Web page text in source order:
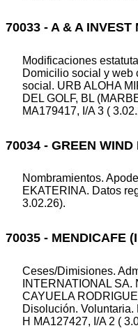
70033 - A & A INVEST
Modificaciones
Domicilio social y web
social. URB ALOHA
DEL GOLF, BL
MA179417, I/A 3 (
70034 - GREEN
Nombramientos.
EKATERINA. Datos
3.02.26).
70035 - MENDICAFE
Ceses/Dimisiones.
INTERNATIONAL
CAYUELA
Disolución. Voluntaria.
H MA127427, I/A 2 (